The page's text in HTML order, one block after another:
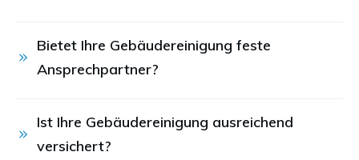
Bietet Ihre Gebäudereinigung feste
Ansprechpartner?
Ist Ihre Gebäudereinigung ausreichend
versichert?